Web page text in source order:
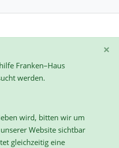
×
Franken–Haus
werden.
wird, bitten wir um
Website sichtbar
gleichzeitig eine